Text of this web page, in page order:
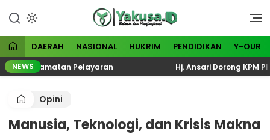
konten
Yakusa
Visioner dan Menginspirasi
DAERAH NASIONAL HUKRIM PENDIDIKAN Y-OUR
NEWS Pelayaran Hj. Ansari Dorong KPM PKH
Opini
Manusia, Teknologi, dan Krisis Makna